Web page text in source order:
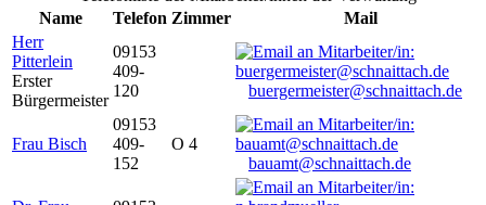
Name
Telefon Zimmer
Mail
Herr
Pitterlein
Erster
Bürgermeister
09153
409-
120
buergermeister@schnaittach.de
Frau Bisch
09153
409-
152
O 4
bauamt@schnaittach.de